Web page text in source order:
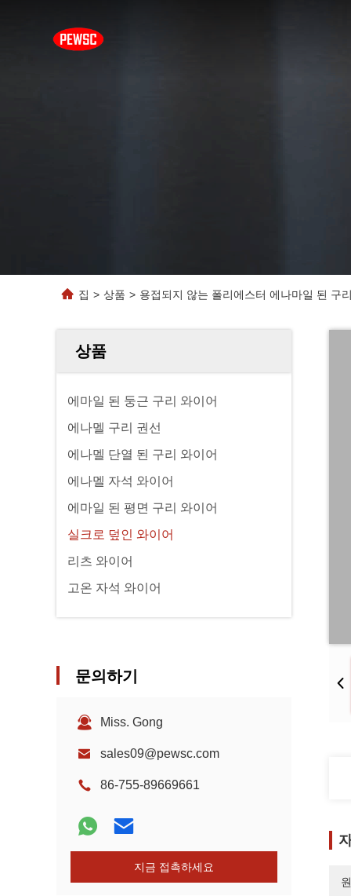
집 > 상품 > 용접되지 않는 폴리에스터 에나마일 된 구
상품
에마일 된 둥근 구리 와이어
에나멜 구리 권선
에나멜 단열 된 구리 와이어
에나멜 자석 와이어
에마일 된 평면 구리 와이어
실크로 덮인 와이어
리츠 와이어
고온 자석 와이어
문의하기
Miss. Gong
sales09@pewsc.com
86-755-89669661
지금 접촉하세요